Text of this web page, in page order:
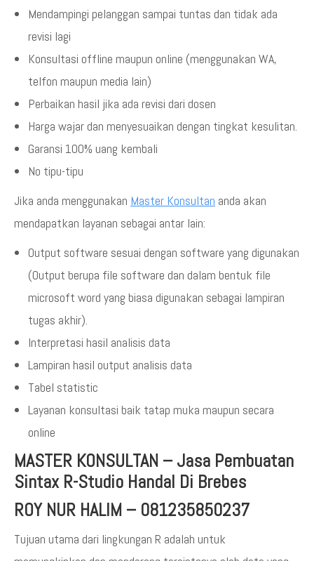
Mendampingi pelanggan sampai tuntas dan tidak ada
revisi lagi
Konsultasi offline maupun online (menggunakan WA,
telfon maupun media lain)
Perbaikan hasil jika ada revisi dari dosen
Harga wajar dan menyesuaikan dengan tingkat kesulitan.
Garansi 100% uang kembali
No tipu-tipu
Jika anda menggunakan Master Konsultan anda akan
mendapatkan layanan sebagai antar lain:
Output software sesuai dengan software yang digunakan
(Output berupa file software dan dalam bentuk file
microsoft word yang biasa digunakan sebagai lampiran
tugas akhir).
Interpretasi hasil analisis data
Lampiran hasil output analisis data
Tabel statistic
Layanan konsultasi baik tatap muka maupun secara
online
MASTER KONSULTAN – Jasa Pembuatan
Sintax R-Studio Handal Di Brebes
ROY NUR HALIM – 081235850237
Tujuan utama dari lingkungan R adalah untuk